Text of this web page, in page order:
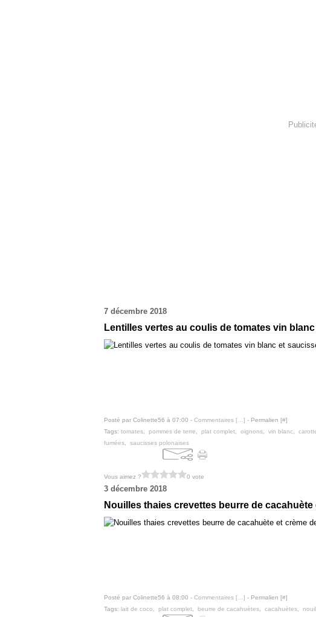
7 décembre 2018
Lentilles vertes au coulis de tomates vin
Posté par Colinette56 à 07:00 - Commentaires [ ] - Permalien [#]
Tags: tomates pommes de terre plat complet oignons vin blanc
fumées
saucisses polonaises
Vous aimez ? 0 vote
3 décembre 2018
Nouilles thaies crevettes beurre de
Posté par Colinette56 à 08:00 - Commentaires [ ] - Permalien [#]
Tags: lait de coco plat complet beurre de cacahuètes cacahuètes